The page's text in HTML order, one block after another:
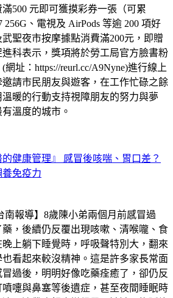
500 元即可獲摸彩券一張（可累
256G、電視及 AirPods 等逾 200 項好
聖夜市按摩據點消費滿200元，即贈
科表示，獎項將於勞工局官方臉書粉
址：https://reurl.cc/A9Nyne)進行線上
請市民朋友與遊客，在工作忙碌之餘
暖的行動支持視障朋友的努力與夢
溫度的城市。
的健康管理』 感冒後咳喘、胃口差？
免疫力
南報導】8歲陳小弟兩個月前感冒過
，後續仍反覆出現咳嗽、清喉嚨、食
上躺下睡覺時，呼吸聲特別大，翻來
看起來較沒精神。這是許多家長常面
過後，明明好像吃藥痊癒了，卻仍反
嚏與鼻塞等後遺症，甚至夜間睡眠時